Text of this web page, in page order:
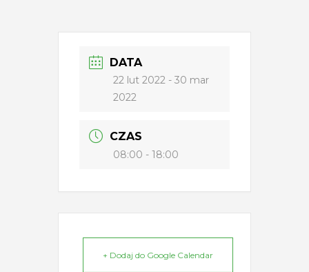
DATA
22 lut 2022 - 30 mar
2022
CZAS
08:00 - 18:00
+ Dodaj do Google Calendar